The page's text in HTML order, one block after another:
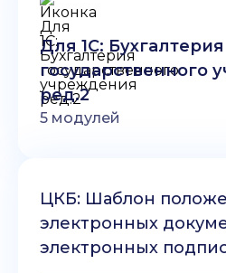
Для 1С: Бухгалтерия
государственного
ред.2
5 модулей
ЦКБ: Шаблон
электронных
электронных